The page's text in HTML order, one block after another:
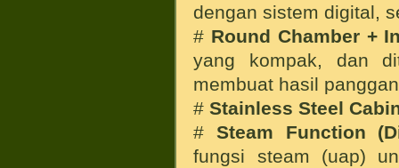
dengan sistem digital,
# Round Chamber +
yang kompak, dan
membuat hasil
#Stainless Steel
#Steam Function
fungsi steam (uap)